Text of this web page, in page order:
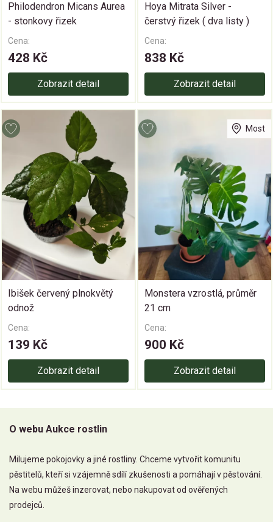
Philodendron Micans Aurea
- stonkovy řizek
Cena:
428 Kč
Zobrazit detail
Hoya Mitrata Silver -
čerstvý řizek ( dva listy )
Cena:
838 Kč
Zobrazit detail
Ibišek červený plnokvětý
odnož
Cena:
139 Kč
Zobrazit detail
Most
Monstera vzrostlá, průměr
21 cm
Cena:
900 Kč
Zobrazit detail
O webu Aukce rostlin
Milujeme pokojovky a jiné rostliny. Chceme vytvořit komunitu
pěstitelů, kteří si vzájemně sdílí zkušenosti a pomáhají v pěstování.
Na webu můžeš inzerovat, nebo nakupovat od ověřených
prodejců.